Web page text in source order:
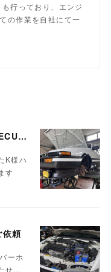
行っており、エンジ
の作業を自社にて一
K様ハチロク整備始めます、そしてECUセッティング
K様ハ
す
頼
ーホ
せ…